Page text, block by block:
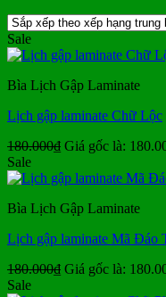
Sale
Bìa Lịch Gập Laminate
Lịch gập laminate Chữ Lộc
180.000₫ Giá gốc là:
Sale
Bìa Lịch Gập Laminate
Lịch gập laminate Mã Đáo
180.000₫ Giá gốc là:
Sale